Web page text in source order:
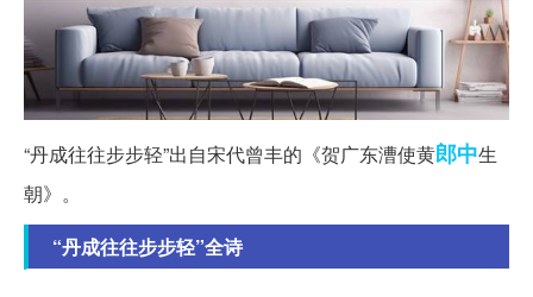
“丹成往往步步轻”出自宋代曾丰的《贺广东漕使黄郎中生
朝》。
“丹成往往步步轻”全诗